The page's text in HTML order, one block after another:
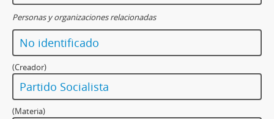
Personas y organizaciones relacionadas
No identificado
(Creador)
Partido Socialista
(Materia)